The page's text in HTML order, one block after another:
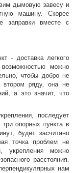
дымовую завесу и
машину. Скорее
заправки вместе с
- доставка легкого
возможностью можно
чтобы добро не
втором ряду, она не
а это значит, что
последует
три опорных пункта в
будет засчитано
точка проблем не
укрепления можно
расстояния.
нам